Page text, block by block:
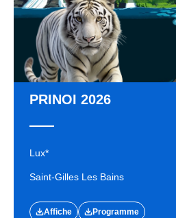
PRINOI 2026
Lux*
Saint-Gilles Les Bains
Affiche Programme